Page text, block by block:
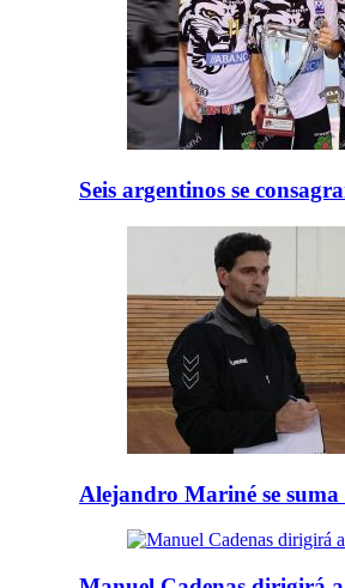
Seis argentinos se
Alejandro Mariné se